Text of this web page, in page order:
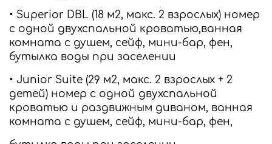
• Superior DBL (18 м2, макс. 2 взрослых) номер
с одной двухспальной кроватью,ванная
комната с душем, сейф, мини-бар, фен,
бутылка воды при заселении
• Junior Suite (29 м2, макс. 2 взрослых + 2
детей) номер с одной двухспальной
кроватью и раздвижным диваном, ванная
комната с душем, сейф, мини-бар, фен,